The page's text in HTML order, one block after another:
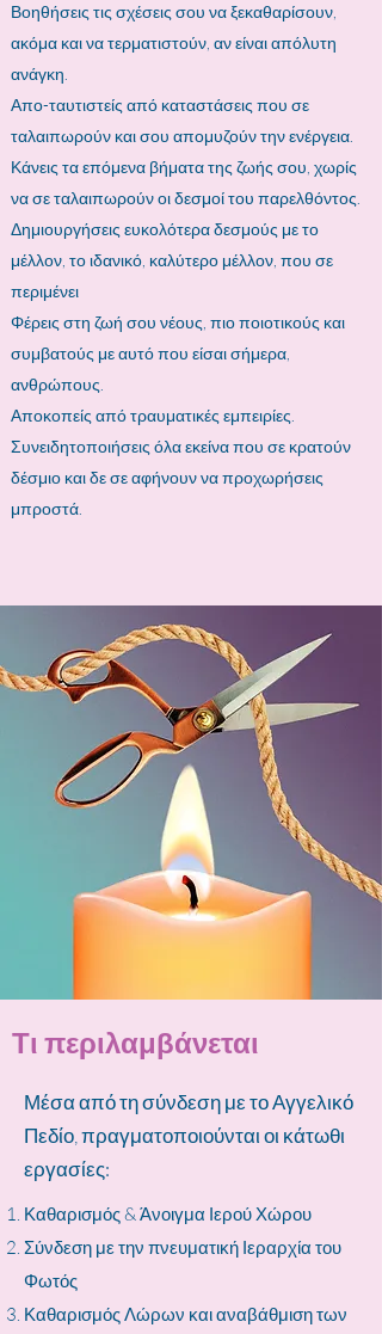
Βοηθήσεις τις σχέσεις σου να ξεκαθαρίσουν,
ακόμα και να τερματιστούν, αν είναι απόλυτη
ανάγκη.
Απο-ταυτιστείς από καταστάσεις που σε
ταλαιπωρούν και σου απομυζούν την ενέργεια.
Κάνεις τα επόμενα βήματα της ζωής σου, χωρίς
να σε ταλαιπωρούν οι δεσμοί του παρελθόντος.
Δημιουργήσεις ευκολότερα δεσμούς με το
μέλλον, το ιδανικό, καλύτερο μέλλον, που σε
περιμένει
​Φέρεις στη ζωή σου νέους, πιο ποιοτικούς και
συμβατούς με αυτό που είσαι σήμερα,
ανθρώπους.
Αποκοπείς από τραυματικές εμπειρίες.
Συνειδητοποιήσεις όλα εκείνα που σε κρατούν
δέσμιο και δε σε αφήνουν να προχωρήσεις
μπροστά.
Τι περιλαμβάνεται
Μέσα από τη σύνδεση με το Αγγελικό
Πεδίο, πραγματοποιούνται οι κάτωθι
εργασίες:
Καθαρισμός & Άνοιγμα Ιερού Χώρου
Σύνδεση με την πνευματική Ιεραρχία του
Φωτός
Καθαρισμός Λώρων και αναβάθμιση των